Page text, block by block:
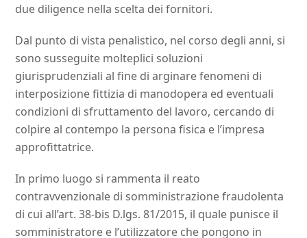
due diligence nella scelta dei fornitori.
Dal punto di vista penalistico, nel corso degli anni, si
sono susseguite molteplici soluzioni
giurisprudenziali al fine di arginare fenomeni di
interposizione fittizia di manodopera ed eventuali
condizioni di sfruttamento del lavoro, cercando di
colpire al contempo la persona fisica e l’impresa
approfittatrice.
In primo luogo si rammenta il reato
contravvenzionale di somministrazione fraudolenta
di cui all’art. 38-bis D.lgs. 81/2015, il quale punisce il
somministratore e l’utilizzatore che pongono in